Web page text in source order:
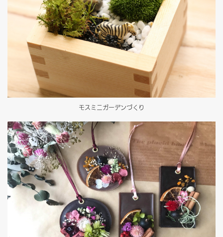
モスミニガーデンづくり